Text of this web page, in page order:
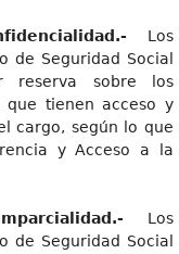
Los
de Seguridad Social
reserva sobre los
que tienen acceso y
cargo, según lo que
y Acceso a la
Los
de Seguridad Social